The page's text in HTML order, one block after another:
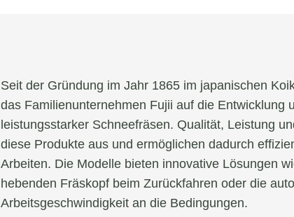
Seit der Gründung im Jahr 1865 im japanischen
das Familienunternehmen Fujii auf die Entwicklung
leistungsstarker Schneefräsen. Qualität, Leistung
diese Produkte aus und ermöglichen dadurch
Arbeiten. Die Modelle bieten innovative Lösungen
hebenden Fräskopf beim Zurückfahren oder die
Arbeitsgeschwindigkeit an die Bedingungen.